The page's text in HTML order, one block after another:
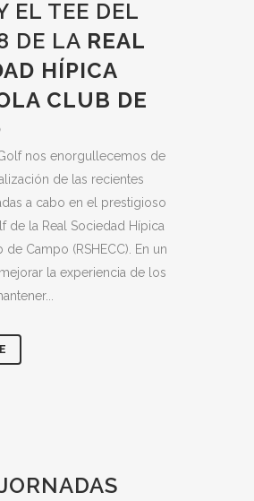
EL TEE DEL
DE LA REAL
HÍPICA
CLUB DE
nos enorgullecemos de
de las recientes
a cabo en el prestigioso
de la Real Sociedad Hípica
de Campo (RSHECC). En un
la experiencia de los